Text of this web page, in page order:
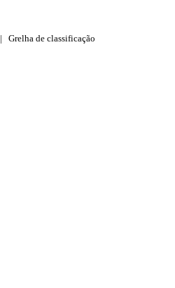
| Grelha de classificação